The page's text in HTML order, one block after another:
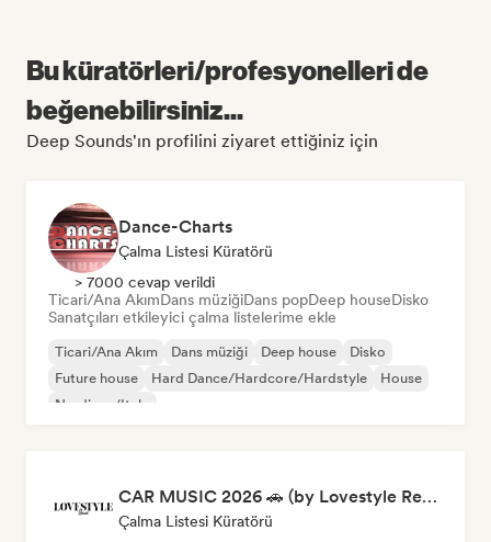
Bu küratörleri/profesyonelleri de
beğenebilirsiniz...
Deep Sounds'ın profilini ziyaret ettiğiniz için
Dance-Charts
Çalma Listesi Küratörü
> 7000 cevap verildi
Ticari/Ana AkımDans müziğiDans popDeep houseDisko
Sanatçıları etkileyici çalma listelerime ekle
Ticari/Ana Akım Dans müziği Deep house
Disko
Future house
Hard Dance/Hardcore/Hardstyle
House
Nu-disco/Italo
CAR MUSIC 2026 🚗 (by Lovestyle Records)
Çalma Listesi Küratörü